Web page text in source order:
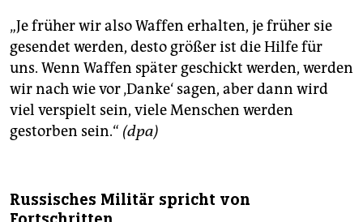
„Je früher wir also Waffen erhalten, je früher sie
gesendet werden, desto größer ist die Hilfe für
uns. Wenn Waffen später geschickt werden, werden
wir nach wie vor ‚Danke‘ sagen, aber dann wird
viel verspielt sein, viele Menschen werden
gestorben sein.“ (dpa)
Russisches Militär spricht von